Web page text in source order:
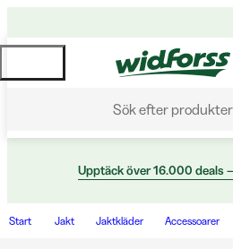
Sök efter
Upptäck över 16.000 deals
Start Jakt Jaktkläder Accessoarer